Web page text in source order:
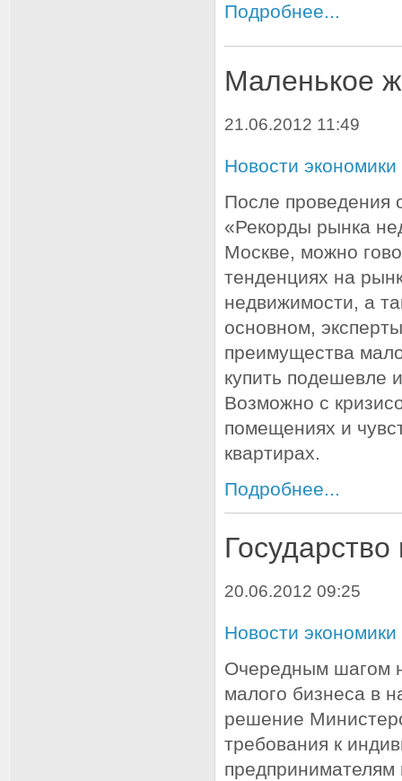
Подробнее...
Маленькое
21.06.2012 11:49
Новости экономики
После проведения
«Рекорды рынка
Москве, можно
тенденциях на
недвижимости, а
основном,
преимущества
купить подешевле
Возможно с
помещениях и
квартирах.
Подробнее...
20.06.2012 09:25
Новости экономики
Очередным шагом
малого бизнеса в
решение
требования к
предпринимателям